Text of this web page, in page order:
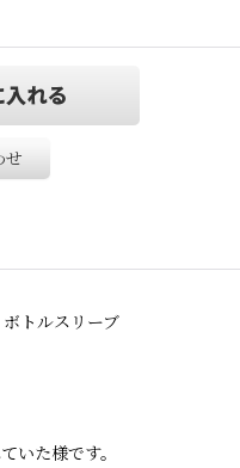
せ
トルスリーブ
いた様です。